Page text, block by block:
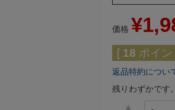
価格 ¥
[ 18 ポイン
返品特約につい
残りわずかです。